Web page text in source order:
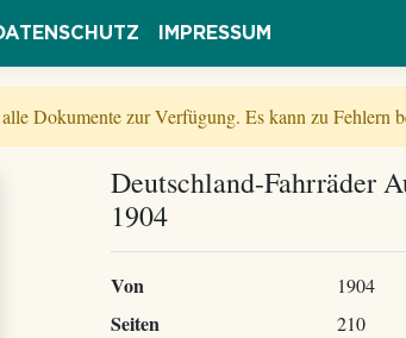
IMPRESSUM
Dokumente zur Verfügung. Es kann zu Fehlern
Deutschland-Fahrräder
1904
Von 1904
Seiten 210